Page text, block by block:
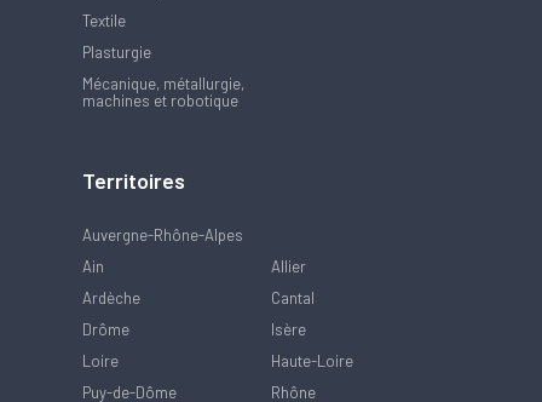
Textile
Plasturgie
Mécanique, métallurgie,
machines et robotique
Territoires
Auvergne-Rhône-Alpes
Ain
Allier
Ardèche
Cantal
Drôme
Isère
Loire
Haute-Loire
Puy-de-Dôme
Rhône